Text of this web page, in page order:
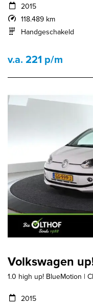
2015
118.489 km
Handgeschakeld
v.a. 221 p/m
Volkswagen
1.0 high up! BlueMotion |
2015